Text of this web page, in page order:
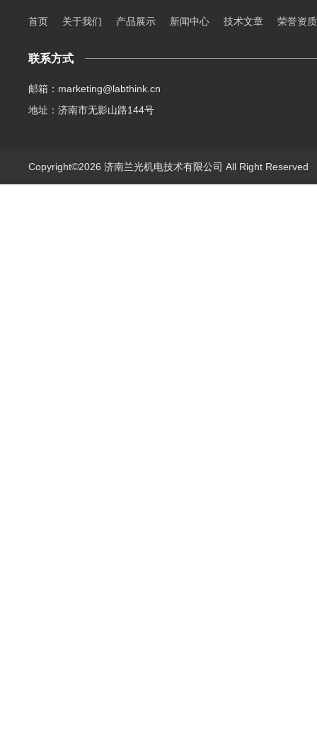
首页 关于我们 产品展示 新闻中心 技术文章 荣誉资质
联系方式
邮箱：marketing@labthink.cn
地址：济南市无影山路144号
Copyright©2026 济南兰光机电技术有限公司 All Right